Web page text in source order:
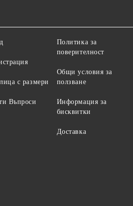
с размери
Въпроси
Политика за
поверителност
Общи условия за
ползване
Информация за
бисквитки
Доставка